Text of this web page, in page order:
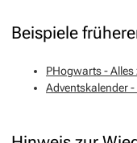
Beispiele
PHogwarts -
Adventskalender